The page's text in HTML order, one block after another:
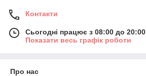
Контакти
Сьогодні працює з 08:00 до 20:00
Показати весь графік роботи
Про нас